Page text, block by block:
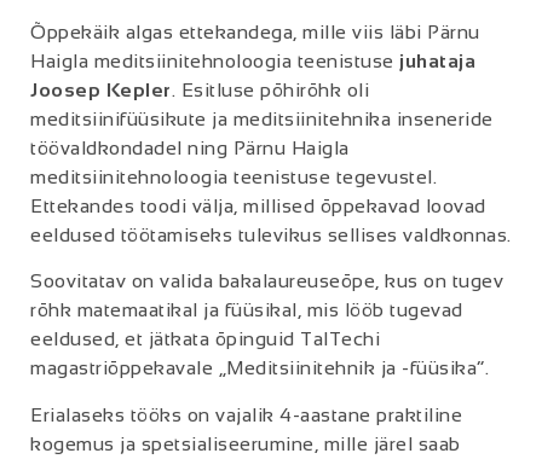
Õppekäik algas ettekandega, mille viis läbi Pärnu
Haigla meditsiinitehnoloogia teenistuse juhataja
Joosep Kepler. Esitluse põhirõhk oli
meditsiinifüüsikute ja meditsiinitehnika inseneride
töövaldkondadel ning Pärnu Haigla
meditsiinitehnoloogia teenistuse tegevustel.
Ettekandes toodi välja, millised õppekavad loovad
eeldused töötamiseks tulevikus sellises valdkonnas.
Soovitatav on valida bakalaureuseõpe, kus on tugev
rõhk matemaatikal ja füüsikal, mis lööb tugevad
eeldused, et jätkata õpinguid TalTechi
magastriõppekavale „Meditsiinitehnik ja -füüsika“.
Erialaseks tööks on vajalik 4-aastane praktiline
kogemus ja spetsialiseerumine, mille järel saab